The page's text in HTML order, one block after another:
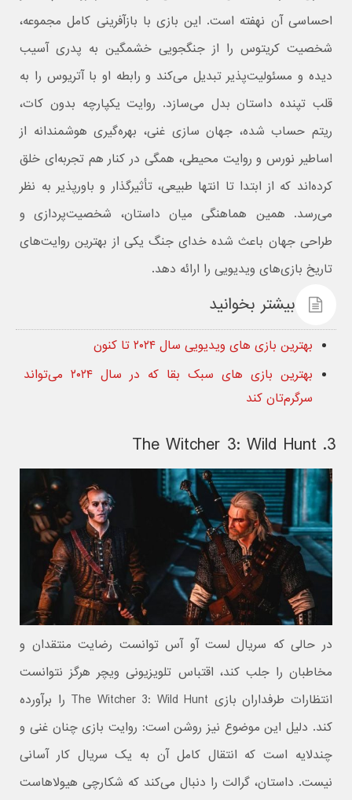
احساسی آن نهفته است. این بازی با بازآفرینی کامل مجموعه،
شخصیت کریتوس را از جنگجویی خشمگین به پدری آسیب‌
دیده و مسئولیت‌پذیر تبدیل می‌کند و رابطه او با آتریوس را به
قلب تپنده داستان بدل می‌سازد. روایت یکپارچه بدون کات،
ریتم حساب‌ شده، جهان‌ سازی غنی، بهره‌گیری هوشمندانه از
اساطیر نورس و روایت محیطی، همگی در کنار هم تجربه‌ای خلق
کرده‌اند که از ابتدا تا انتها طبیعی، تأثیرگذار و باورپذیر به نظر
می‌رسد. همین هماهنگی میان داستان، شخصیت‌پردازی و
طراحی جهان باعث شده خدای جنگ یکی از بهترین روایت‌های
تاریخ بازی‌های ویدیویی را ارائه دهد.
بیشتر بخوانید
بهترین بازی های ویدیویی سال ۲۰۲۴ تا کنون
بهترین بازی های سبک بقا که در سال ۲۰۲۴ می‌تواند
سرگرم‌تان کند
3. The Witcher 3: Wild Hunt
در حالی که سریال لست آو آس توانست رضایت منتقدان و
مخاطبان را جلب کند، اقتباس تلویزیونی ویچر هرگز نتوانست
انتظارات طرفداران بازی The Witcher 3: Wild Hunt را برآورده
کند. دلیل این موضوع نیز روشن است: روایت بازی چنان غنی و
چندلایه است که انتقال کامل آن به یک سریال کار آسانی
نیست. داستان، گرالت را دنبال می‌کند که شکارچی هیولاهاست